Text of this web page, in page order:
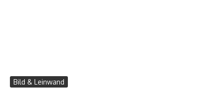
Bild & Leinwand